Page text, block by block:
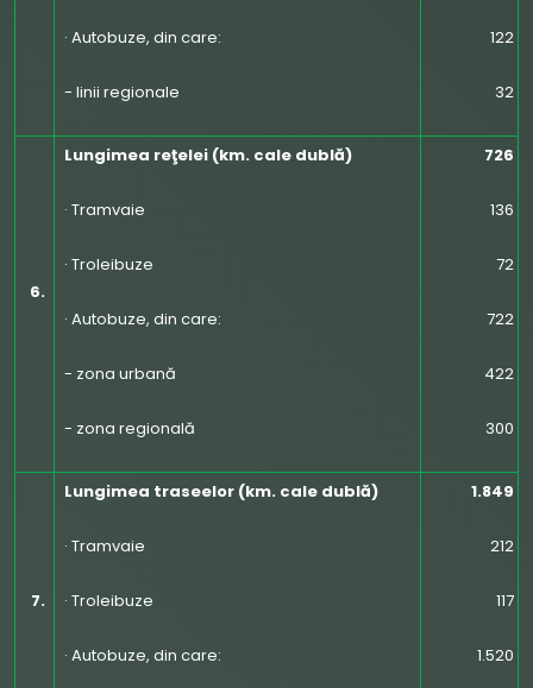
· Autobuze, din care:
- linii regionale
122
32
6.
Lungimea reţelei (km. cale dublă)
· Tramvaie
· Troleibuze
· Autobuze, din care:
- zona urbană
- zona regională
726
136
72
722
422
300
7.
Lungimea traseelor (km. cale dublă)
· Tramvaie
· Troleibuze
· Autobuze, din care:
1.849
212
117
1.520